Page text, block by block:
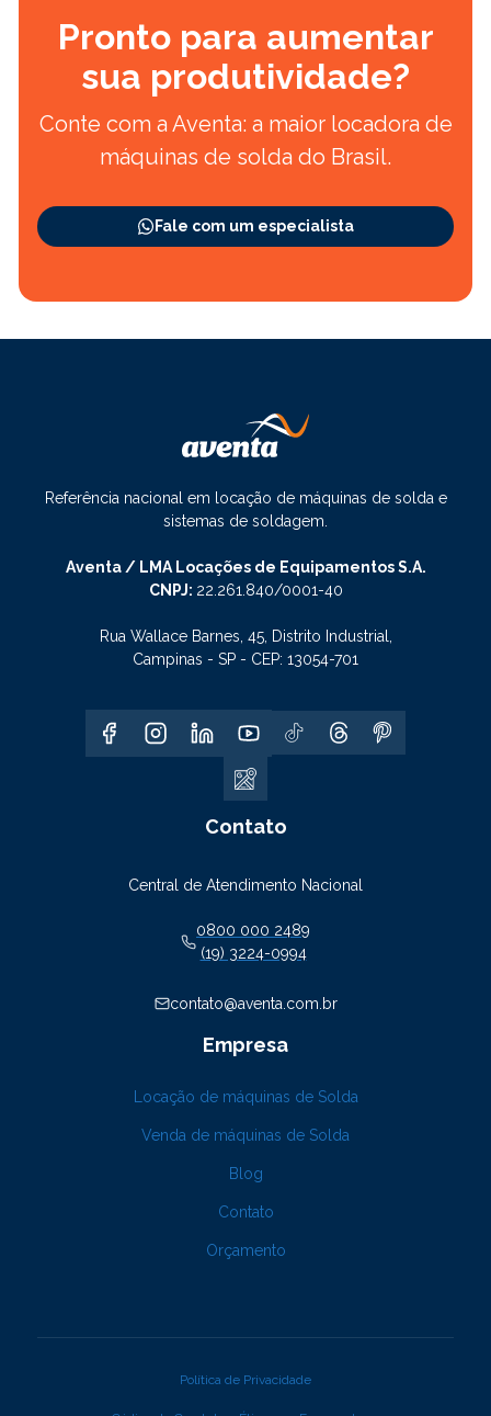
Pronto para aumentar
sua produtividade?
Conte com a Aventa: a maior locadora de
máquinas de solda do Brasil.
Fale com um especialista
Referência nacional em locação de máquinas de solda e
sistemas de soldagem.
Aventa / LMA Locações de Equipamentos S.A.
CNPJ: 22.261.840/0001-40
Rua Wallace Barnes, 45, Distrito Industrial,
Campinas - SP - CEP: 13054-701
Contato
Central de Atendimento Nacional
0800 000 2489
(19) 3224-0994
contato@aventa.com.br
Empresa
Locação de máquinas de Solda
Venda de máquinas de Solda
Blog
Contato
Orçamento
Política de Privacidade